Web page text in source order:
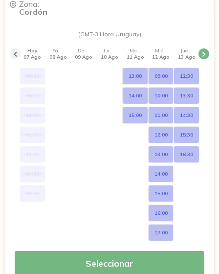
espero para construir este camino juntos.
Zona:
Cordón
(GMT-3 Hora Uruguay)
Hoy
07 Ago
Sábado
08 Ago
Domingo
09 Ago
Lunes
10 Ago
Martes
11 Ago
13:00
14:00
15:00
Miércoles
12 Ago
09:00
10:00
11:00
12:00
13:00
14:00
15:00
16:00
17:00
Jueves
13 Ago
12:30
13:30
14:30
15:30
16:30
Seleccionar